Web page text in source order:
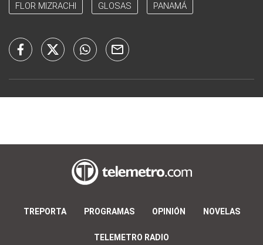
FLOR MIZRACHI GLOSAS PANAMÁ
TREPORTA PROGRAMAS OPINIÓN NOVELAS
TELEMETRO RADIO